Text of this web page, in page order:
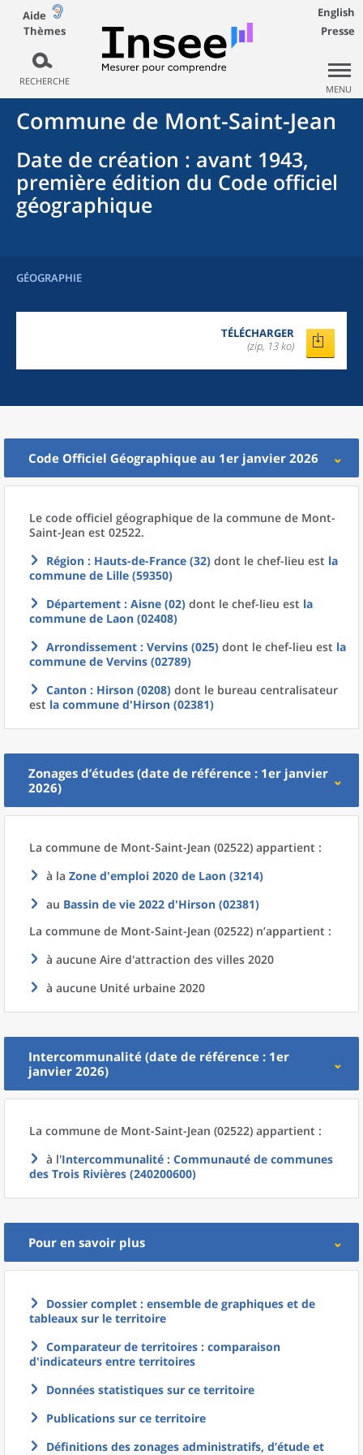
Aide
Thèmes
RECHERCHE
English
Presse
MENU
Commune de Mont-Saint-Jean
Date de création : avant 1943,
première édition du Code officiel
géographique
GÉOGRAPHIE
TÉLÉCHARGER
(zip, 13 ko)
Code Officiel Géographique au 1er janvier 2026
Le code officiel géographique de la commune de Mont-
Saint-Jean est 02522.
Région : Hauts-de-France (32) dont le chef-lieu est la
commune de Lille (59350)
Département : Aisne (02) dont le chef-lieu est la
commune de Laon (02408)
Arrondissement : Vervins (025) dont le chef-lieu est la
commune de Vervins (02789)
Canton : Hirson (0208) dont le bureau centralisateur
est la commune d'Hirson (02381)
Zonages d’études (date de référence : 1er janvier
2026)
La commune de Mont-Saint-Jean (02522) appartient :
à la Zone d'emploi 2020 de Laon (3214)
au Bassin de vie 2022 d'Hirson (02381)
La commune de Mont-Saint-Jean (02522) n’appartient :
à aucune Aire d'attraction des villes 2020
à aucune Unité urbaine 2020
Intercommunalité (date de référence : 1er
janvier 2026)
La commune de Mont-Saint-Jean (02522) appartient :
à l'Intercommunalité : Communauté de communes
des Trois Rivières (240200600)
Pour en savoir plus
Dossier complet : ensemble de graphiques et de
tableaux sur le territoire
Comparateur de territoires : comparaison
d'indicateurs entre territoires
Données statistiques sur ce territoire
Publications sur ce territoire
Définitions des zonages administratifs, d’étude et